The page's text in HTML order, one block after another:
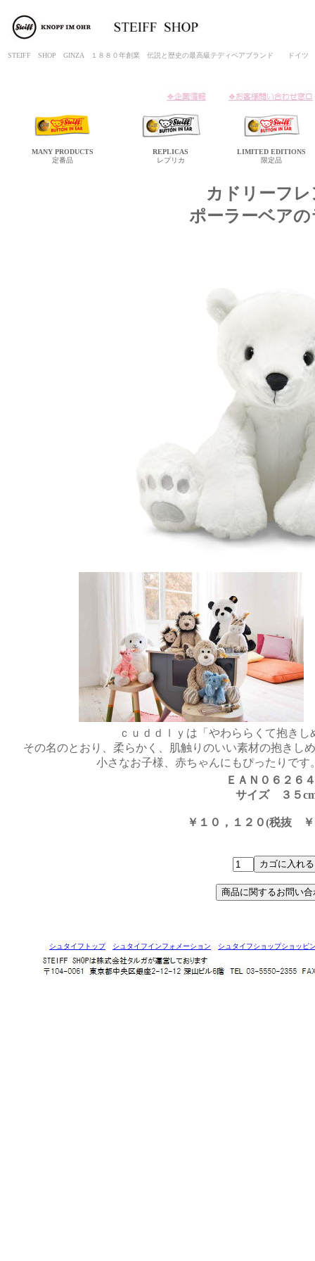
STEIFF SHOP GINZA １８８０年創業 伝説と歴史の最高級テディベアブランド ド
MANY PRODUCTS
定番品
REPLICAS
レプリカ
LIMITED EDITIONS
限定品
カドリーフ
ポーラーベア
ｃｕｄｄｌｙは「やわららくて抱き
その名のとおり、柔らかく、肌触りのいい素材の抱きし
小さなお子様、赤ちゃんにもぴったりで
ＥＡＮ０６２６
サイズ ３５
￥１０，１２０(税抜
シュタイフトップ シュタイフインフォメーション シュタイフショップショッピ